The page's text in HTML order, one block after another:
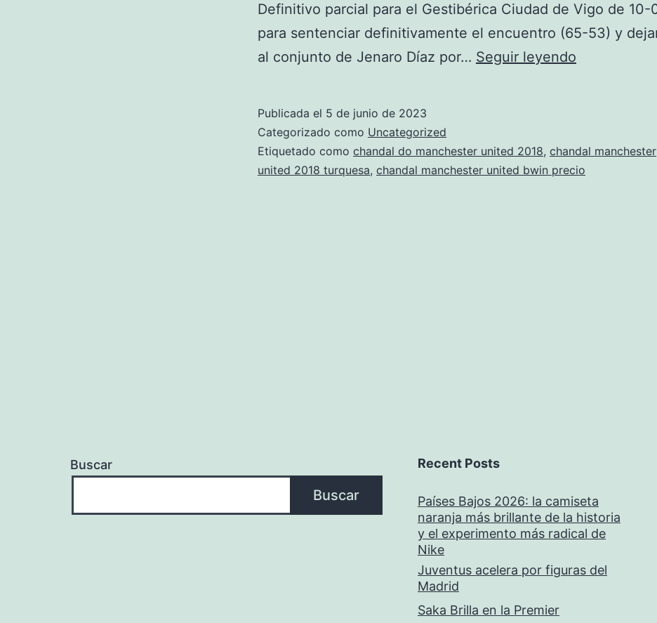
Definitivo parcial para el Gestibérica Ciudad de Vigo de 10-
para sentenciar definitivamente el encuentro (65-53) y
al conjunto de Jenaro Díaz por… Seguir leyendo
gran
via
Publicada el 5 de junio de 2023
Categorizado como Uncategorized
Etiquetado como chandal do manchester united 2018, chandal manchester
united 2018 turquesa, chandal manchester united bwin precio
Buscar
Buscar
Recent Posts
Países Bajos 2026: la camiseta
naranja más brillante de la historia
y el experimento más radical de
Nike
Juventus acelera por figuras del
Madrid
Saka Brilla en la Premier